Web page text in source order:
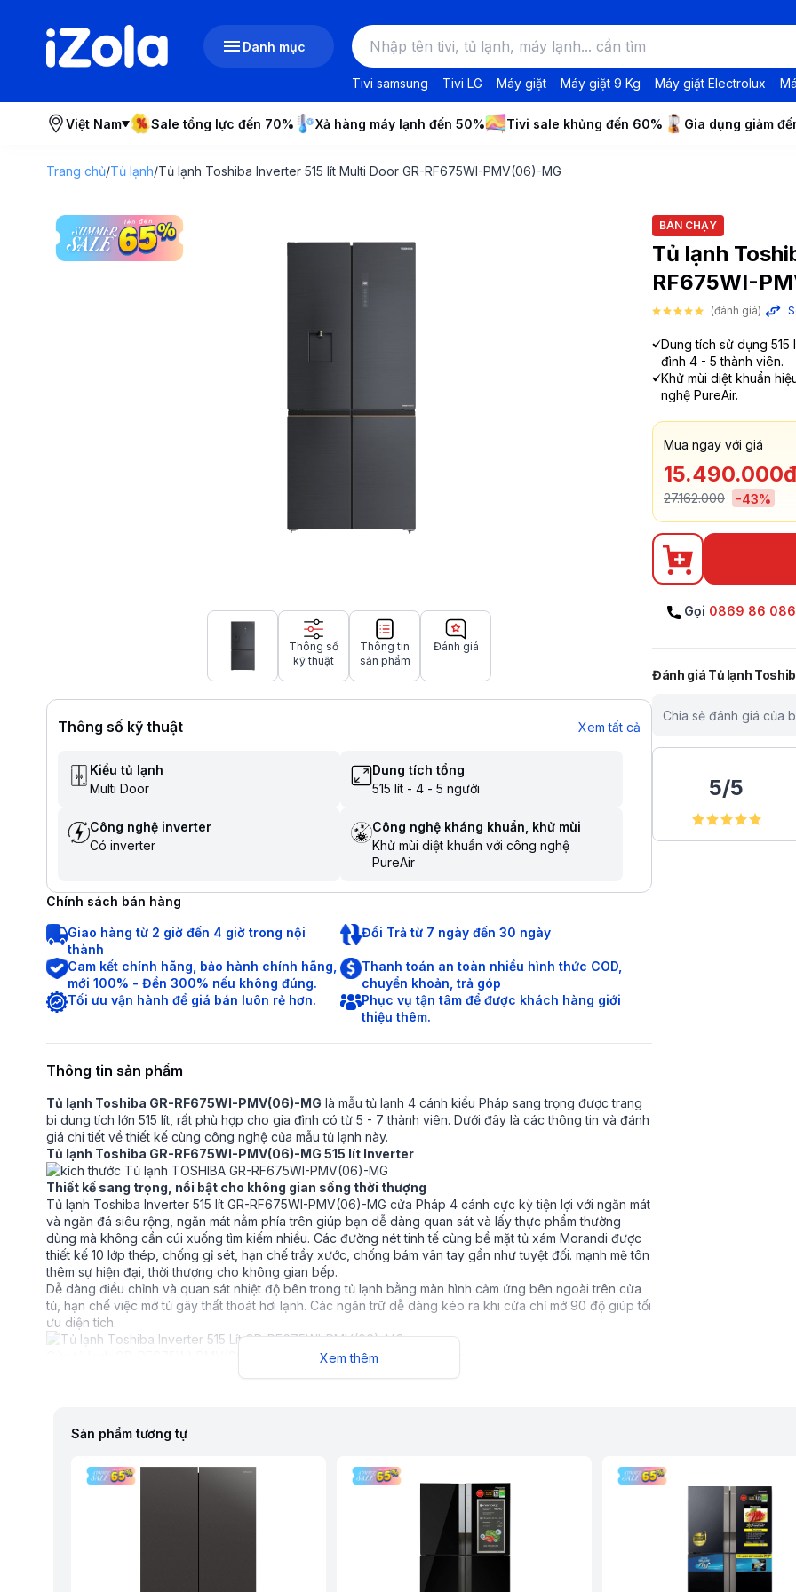
Danh mục
Tivi samsung Tivi LG Máy giặt Máy giặt 9 Kg Máy giặt Electrolux
Việt Nam Sale tổng lực đến 70% Xả hàng máy lạnh đến 50% Tivi sale khủng đến 60% Gia dụng giảm
Trang chủ/Tủ lạnh/Tủ lạnh Toshiba Inverter 515 lít Multi Door GR-RF675WI-PMV(06)-MG
Thông số
kỹ thuật
Thông tin
sản phẩm
Đánh giá
Thông số kỹ thuật Xem tất cả
Kiểu tủ lạnh
Multi Door
Dung tích tổng
515 lít - 4 - 5 người
Công nghệ inverter
Có inverter
Công nghệ kháng khuẩn, khử mùi
Khử mùi diệt khuẩn với công nghệ
PureAir
Chính sách bán hàng
Giao hàng từ 2 giờ đến 4 giờ trong nội
thành
Đổi Trả từ 7 ngày đến 30 ngày
Cam kết chính hãng, bảo hành chính hãng,
mới 100% - Đền 300% nếu không đúng.
Thanh toán an toàn nhiều hình thức COD,
chuyển khoản, trả góp
Tối ưu vận hành để giá bán luôn rẻ hơn.
Phục vụ tận tâm để được khách hàng giới
thiệu thêm.
Thông tin sản phẩm
Tủ lạnh Toshiba GR-RF675WI-PMV(06)-MG là mẫu tủ lạnh 4 cánh kiểu Pháp sang trọng được trang
bi dung tích lớn 515 lít, rất phù hợp cho gia đình có từ 5 - 7 thành viên. Dưới đây là các thông tin và đánh
giá chi tiết về thiết kế cùng công nghệ của mẫu tủ lạnh này.
Tủ lạnh Toshiba GR-RF675WI-PMV(06)-MG 515 lít Inverter
Thiết kế sang trọng, nổi bật cho không gian sống thời thượng
Tủ lạnh Toshiba Inverter 515 lít GR-RF675WI-PMV(06)-MG cửa Pháp 4 cánh cực kỳ tiện lợi với ngăn mát
và ngăn đá siêu rộng, ngăn mát nằm phía trên giúp bạn dễ dàng quan sát và lấy thực phẩm thường
dùng mà không cần cúi xuống tìm kiếm nhiều. Các đường nét tinh tế cùng bề mặt tủ xám Morandi được
thiết kế 10 lớp thép, chống gỉ sét, hạn chế trầy xước, chống bám vân tay gần như tuyệt đối. mạnh mẽ tôn
thêm sự hiện đại, thời thượng cho không gian bếp.
Dễ dàng điều chỉnh và quan sát nhiệt độ bên trong tủ lạnh bằng màn hình cảm ứng bên ngoài trên cửa
tủ, hạn chế việc mở tủ gây thất thoát hơi lạnh. Các ngăn trữ dễ dàng kéo ra khi cửa chỉ mở 90 độ giúp tối
ưu diện tích.
Cửa tủ lạnh GR-RF675WI-PMV(06)-MG chất liệu Morandi độc đáo 10 lớp
nước mát lạnh và thưởng thức ngay lập tức mà không cần đóng mở cửa tủ mất thời gian và hao phí điện
năng.
Ngăn điều chỉnh linh hoạt Flexible Zone
Tủ lạnh Toshiba GR-RF675WI-PMV(06)-MG được trang bị ngăn kéo điều chỉnh linh hoạt Flexible
Zone để phù hợp với những nhu cầu lưu trữ khác nhau. Chức năng hẹn giờ làm lạnh nhanh đồ uống tiện
lợi, dễ sử dụng, thích hợp khi cần chuẩn bị những buổi tiệc cùng gia đình và bạn bè. Bạn có thể tùy
Xem thêm
BÁN CHẠY
Tủ lạnh
RF675WI-
(đánh giá)
Dung tích sử dụng 515
đình 4 - 5 thành viên.
Khử mùi diệt khuẩn
nghệ PureAir.
Mua ngay với giá
15.490.000đ
27.162.000 -43%
Gọi 0869 86
Đánh giá Tủ lạnh
Chia sẻ đánh giá của
5/5
Sản phẩm tương tự